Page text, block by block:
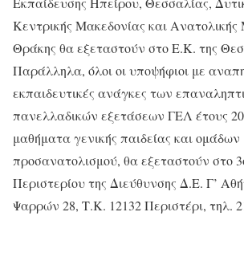
Κεντρικής Μακεδονίας και Ανατολικής
Θράκης θα εξεταστούν στο Ε.Κ. της
Παράλληλα, όλοι οι υποψήφιοι με
εκπαιδευτικές ανάγκες των
πανελλαδικών εξετάσεων ΓΕΛ έτους
μαθήματα γενικής παιδείας και ομάδων
προσανατολισμού, θα εξεταστούν στο
Περιστερίου της Διεύθυνσης Δ.Ε. Γ’
Ψαρρών 28, Τ.Κ. 12132 Περιστέρι, τηλ.